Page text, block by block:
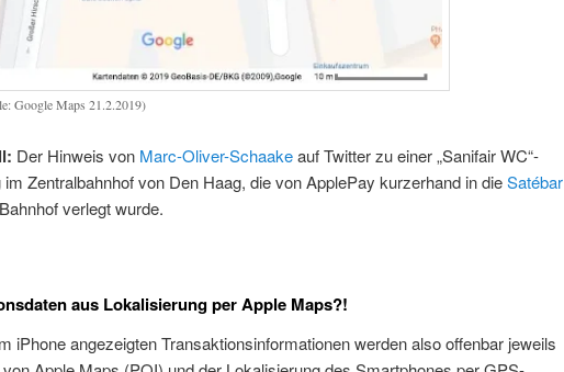
Google Maps 21.2.2019)
Der Hinweis von Marc-Oliver-Schaakeauf Twitter zu einer „Sanifair WC“-
Zentralbahnhof von Den Haag, die von ApplePay kurzerhand in dieSatébar
verlegt wurde.
aus Lokalisierung per Apple Maps?!
iPhone angezeigten Transaktionsinformationen werden also offenbar jeweils